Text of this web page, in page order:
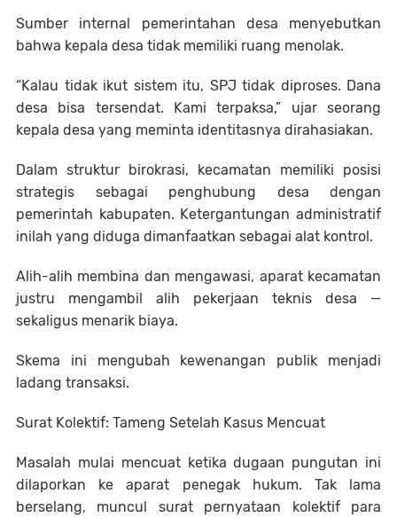
Sumber internal pemerintahan desa menyebutkan
bahwa kepala desa tidak memiliki ruang menolak.
“Kalau tidak ikut sistem itu, SPJ tidak diproses. Dana
desa bisa tersendat. Kami terpaksa,” ujar seorang
kepala desa yang meminta identitasnya dirahasiakan.
Dalam struktur birokrasi, kecamatan memiliki posisi
strategis sebagai penghubung desa dengan
pemerintah kabupaten. Ketergantungan administratif
inilah yang diduga dimanfaatkan sebagai alat kontrol.
Alih-alih membina dan mengawasi, aparat kecamatan
justru mengambil alih pekerjaan teknis desa —
sekaligus menarik biaya.
Skema ini mengubah kewenangan publik menjadi
ladang transaksi.
Surat Kolektif: Tameng Setelah Kasus Mencuat
Masalah mulai mencuat ketika dugaan pungutan ini
dilaporkan ke aparat penegak hukum. Tak lama
berselang, muncul surat pernyataan kolektif para